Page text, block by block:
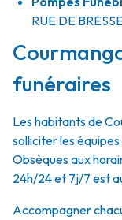
RUE DE
funéraires
Les habitants de
solliciter les
Obsèques aux
24h/24 et 7j/7 est
Accompagner